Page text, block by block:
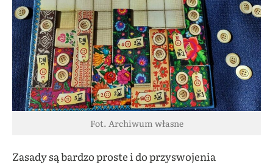
Fot. Archiwum własne
Zasady są bardzo proste i do przyswojenia